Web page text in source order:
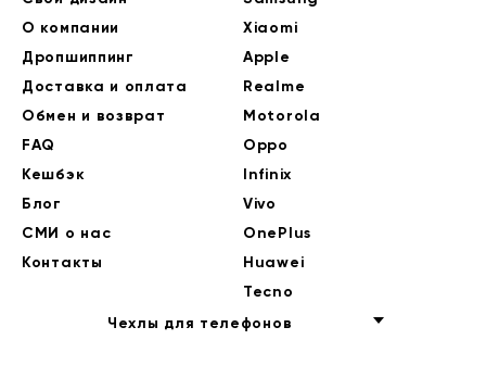
О компании
Дропшиппинг
Доставка и оплата
Обмен и возврат
FAQ
Кешбэк
Блог
СМИ о нас
Контакты
Xiaomi
Apple
Realme
Motorola
Oppo
Infinix
Vivo
OnePlus
Huawei
Tecno
Чехлы для телефонов